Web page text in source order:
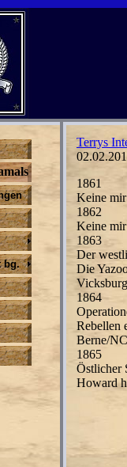
bg.
Terrys
1861
Keine
1862
Keine
1863
Der
Die
1864
Rebellen
Berne/
1865
Östlicher
Howard